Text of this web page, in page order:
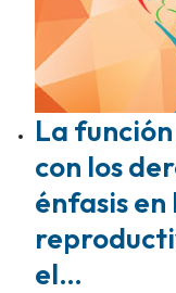
La
con los
énfasis en
el…